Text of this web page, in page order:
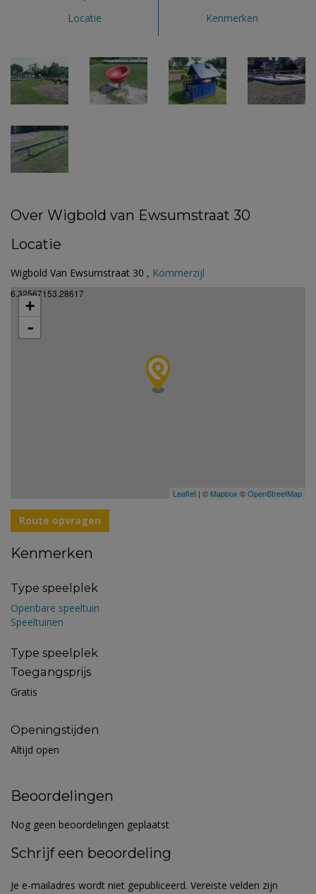
Locatie Kenmerken
Over Wigbold van Ewsumstraat 30
Locatie
Wigbold Van Ewsumstraat 30 , Kommerzijl
6.32567153.28617
+
-
Leaflet | © Mapbox ©OpenStreetMap
Route opvragen
Kenmerken
Type speelplek
Openbare speeltuin
Speeltuinen
Type speelplek
Toegangsprijs
Gratis
Openingstijden
Altijd open
Beoordelingen
Nog geen beoordelingen geplaatst
Schrijf een beoordeling
Je e-mailadres wordt niet gepubliceerd. Vereiste velden zijn